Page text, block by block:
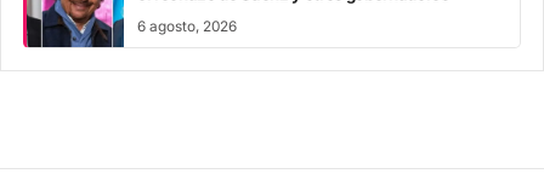
6 agosto, 2026